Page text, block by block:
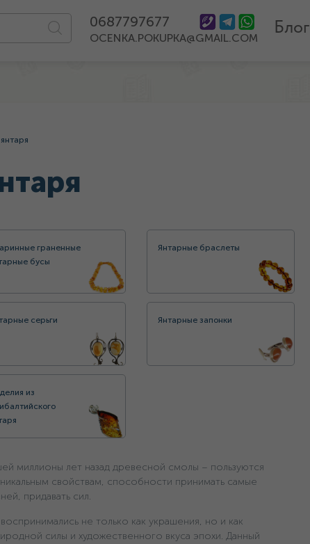
0687797677
OCENKA.POKUPKA@GMAIL.COM Блог
граненные
бусы
Янтарные браслеты
серьги Янтарные запонки
из
миллионы лет назад древесной смолы – пользуются
свойствам, способности принимать самые
придавать сил.
не только как украшения, но и как
силы и художественного вкуса эпохи. Данный